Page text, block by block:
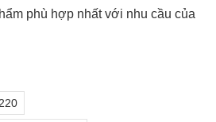
phù hợp nhất với nhu cầu của